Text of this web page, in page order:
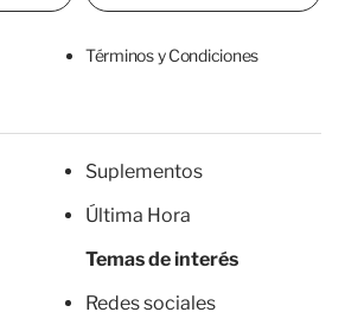
Términos y Condiciones
Suplementos
Última Hora
Temas de interés
Redes sociales